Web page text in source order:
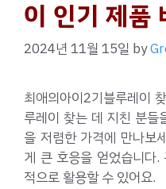
이 인기 제품
2024년 11월 15일 by
최애의아이2기블루레이
루레이 찾는 데 지친 분들
을 저렴한 가격에 만나보
게 큰 호응을 얻었습니다
적으로 활용할 수 있어요.